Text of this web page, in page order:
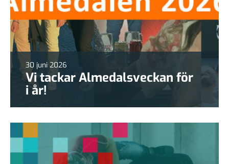
30 juni 2026
Vi tackar Almedalsveckan för
i år!